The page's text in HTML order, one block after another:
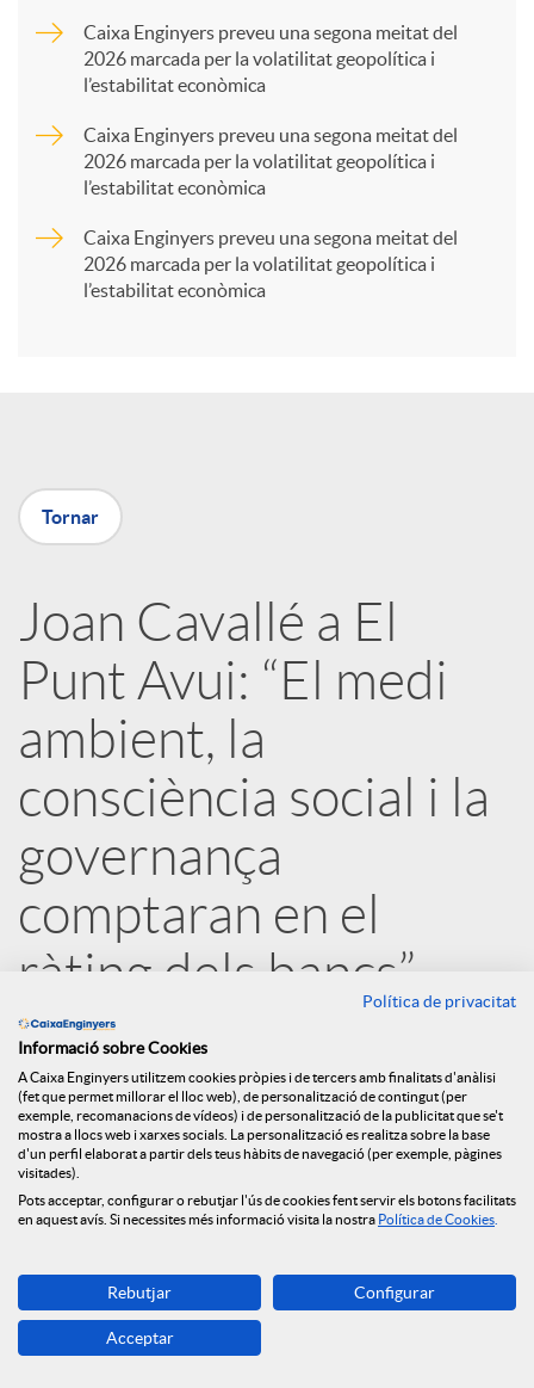
a
X
r
x
e
s
S
o
c
i
l
Caixa Enginyers preveu una segona meitat del
2026 marcada per la volatilitat geopolítica i
l’estabilitat econòmica
Caixa Enginyers preveu una segona meitat del
2026 marcada per la volatilitat geopolítica i
l’estabilitat econòmica
Caixa Enginyers preveu una segona meitat del
2026 marcada per la volatilitat geopolítica i
l’estabilitat econòmica
Tornar
Joan Cavallé a El
Punt Avui: “El medi
ambient, la
consciència social i la
governança
comptaran en el
ràting dels bancs”
14.04.2020
Política de privacitat
Informació sobre Cookies
A Caixa Enginyers utilitzem cookies pròpies i de tercers amb finalitats d'anàlisi
(fet que permet millorar el lloc web), de personalització de contingut (per
exemple, recomanacions de vídeos) i de personalització de la publicitat que se't
mostra a llocs web i xarxes socials. La personalització es realitza sobre la base
d'un perfil elaborat a partir dels teus hàbits de navegació (per exemple, pàgines
visitades).
Pots acceptar, configurar o rebutjar l'ús de cookies fent servir els botons facilitats
en aquest avís. Si necessites més informació visita la nostra Política de Cookies
Rebutjar Configurar
Acceptar